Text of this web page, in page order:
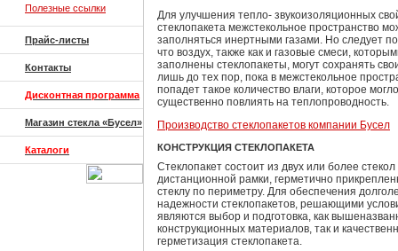
Полезные ссылки
Прайс-листы
Контакты
Дисконтная программа
Магазин стекла «Бусел»
Каталоги
Для улучшения тепло- звукоизоляционных
стеклопакета межстекольное пространство
заполняться инертными газами. Но следует
что воздух, также как и газовые смеси,
заполнены стеклопакеты, могут сохранять
лишь до тех пор, пока в межстекольное
попадет такое количество влаги, которое
существенно повлиять на теплопроводность.
Производство стеклопакетов компании Бусел
КОНСТРУКЦИЯ СТЕКЛОПАКЕТА
Стеклопакет состоит из двух или более стекол
дистанционной рамки, герметично
стеклу по периметру. Для обеспечения
надежности стеклопакетов, решающими
являются выбор и подготовка, как
конструкционных материалов, так и
герметизация стеклопакета.